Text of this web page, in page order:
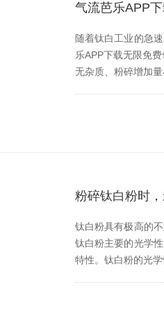
气流芭乐APP
随着钛白工业的急速
乐APP下载无限免费
无杂质、粉碎增
粉碎钛白粉时
钛白粉具有极高的不透
钛白粉主要的光学
特性。钛白粉的光